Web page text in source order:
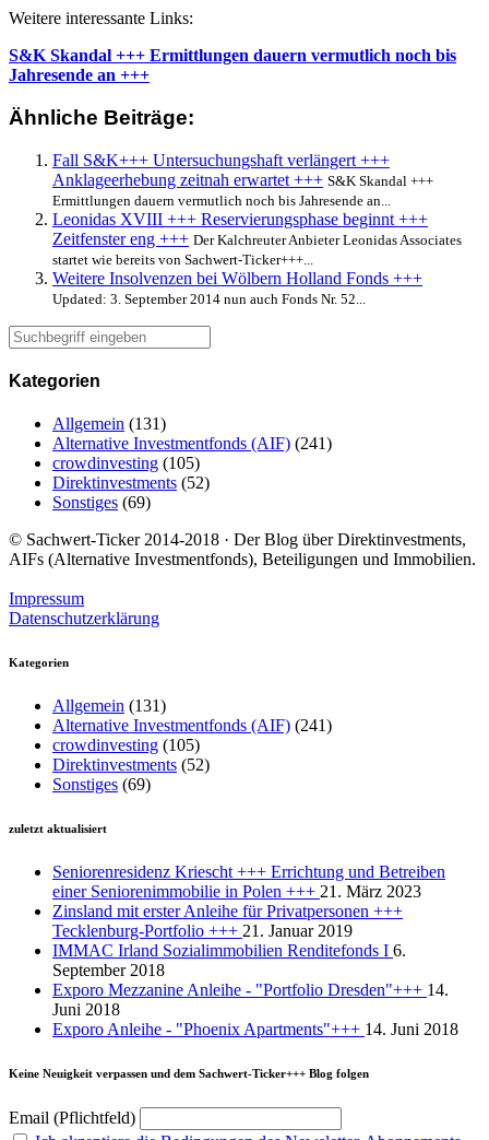
Weitere interessante Links:
S&K Skandal +++ Ermittlungen dauern vermutlich noch bis
Jahresende an +++
Ähnliche Beiträge:
Fall S&K+++ Untersuchungshaft verlängert +++
Anklageerhebung zeitnah erwartet +++ S&K Skandal +++
Ermittlungen dauern vermutlich noch bis Jahresende an...
Leonidas XVIII +++ Reservierungsphase beginnt +++
Zeitfenster eng +++ Der Kalchreuter Anbieter Leonidas Associates
startet wie bereits von Sachwert-Ticker+++...
Weitere Insolvenzen bei Wölbern Holland Fonds +++
Updated: 3. September 2014 nun auch Fonds Nr. 52...
Kategorien
Allgemein (131)
Alternative Investmentfonds (AIF) (241)
crowdinvesting (105)
Direktinvestments (52)
Sonstiges (69)
© Sachwert-Ticker 2014-2018 · Der Blog über Direktinvestments,
AIFs (Alternative Investmentfonds), Beteiligungen und Immobilien.
Impressum
Datenschutzerklärung
Kategorien
Allgemein (131)
Alternative Investmentfonds (AIF) (241)
crowdinvesting (105)
Direktinvestments (52)
Sonstiges (69)
zuletzt aktualisiert
Seniorenresidenz Kriescht +++ Errichtung und Betreiben
einer Seniorenimmobilie in Polen +++ 21. März 2023
Zinsland mit erster Anleihe für Privatpersonen +++
Tecklenburg-Portfolio +++ 21. Januar 2019
IMMAC Irland Sozialimmobilien Renditefonds I 6.
September 2018
Exporo Mezzanine Anleihe - "Portfolio Dresden"+++ 14.
Juni 2018
Exporo Anleihe - "Phoenix Apartments"+++ 14. Juni 2018
Keine Neuigkeit verpassen und dem Sachwert-Ticker+++ Blog folgen
Email (Pflichtfeld)